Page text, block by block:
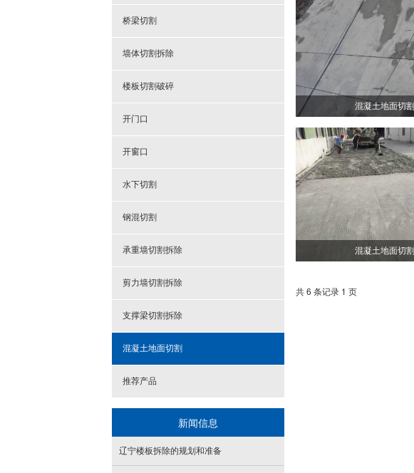
混凝土地面切割
混凝土地面切割
共 6 条记录 1 页
桥梁切割
墙体切割拆除
楼板切割破碎
开门口
开窗口
水下切割
钢混切割
承重墙切割拆除
剪力墙切割拆除
支撑梁切割拆除
混凝土地面切割
推荐产品
新闻信息
辽宁楼板拆除的规划和准备